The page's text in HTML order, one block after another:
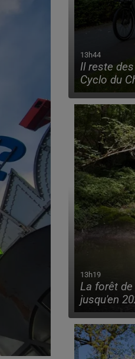
13h44
Il reste
Cyclo du
13h19
La forêt
jusqu'en